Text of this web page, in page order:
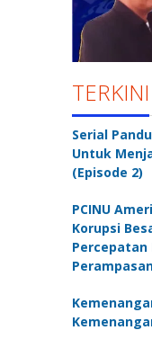
TERKINI
Serial
Untuk
(Episode 2)
PCINU
Korupsi
Percepatan